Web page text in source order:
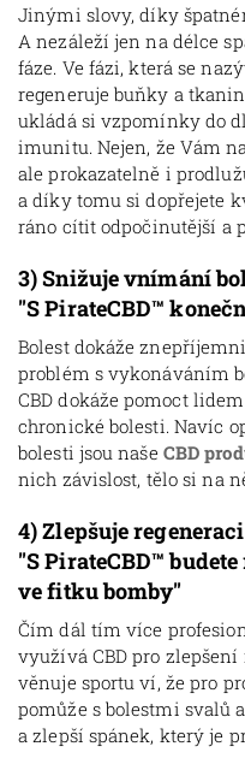
Jinými slovy, díky
A nezáleží jen na délce
fáze. Ve fázi, která se
regeneruje buňky a
ukládá si vzpomínky do
imunitu. Nejen, že Vám
ale prokazatelně i
a díky tomu si dopřejete
ráno cítit odpočinutější a
3)Snižuje vnímání
"S PirateCBD™
Bolest dokáže
problém s vykonáváním
CBD dokáže pomoct
chronické bolesti. Navíc
bolesti jsou naše CBD
nich závislost, tělo si na
4)Zlepšuje
"S PirateCBD™
ve fitku bomby"
Čím dál tím více
využívá CBD pro zlepšení
věnuje sportu ví, že pro
pomůže s bolestmi svalů
a zlepší spánek, který je